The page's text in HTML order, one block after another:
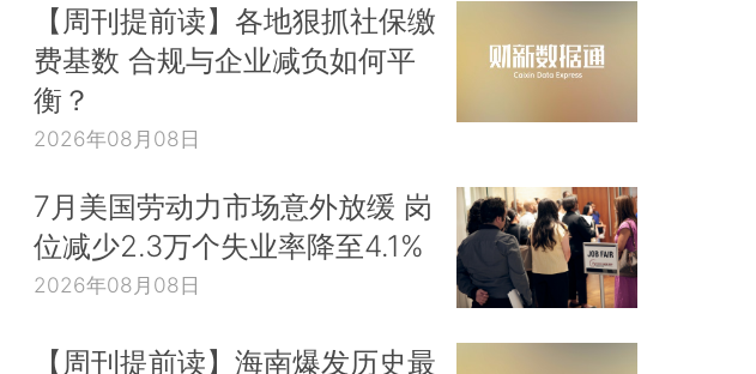
【周刊提前读】各地狠抓社保缴
费基数 合规与企业减负如何平
衡？
2026年08月08日
7月美国劳动力市场意外放缓 岗
位减少2.3万个失业率降至4.1%
2026年08月08日
【周刊提前读】海南爆发历史最